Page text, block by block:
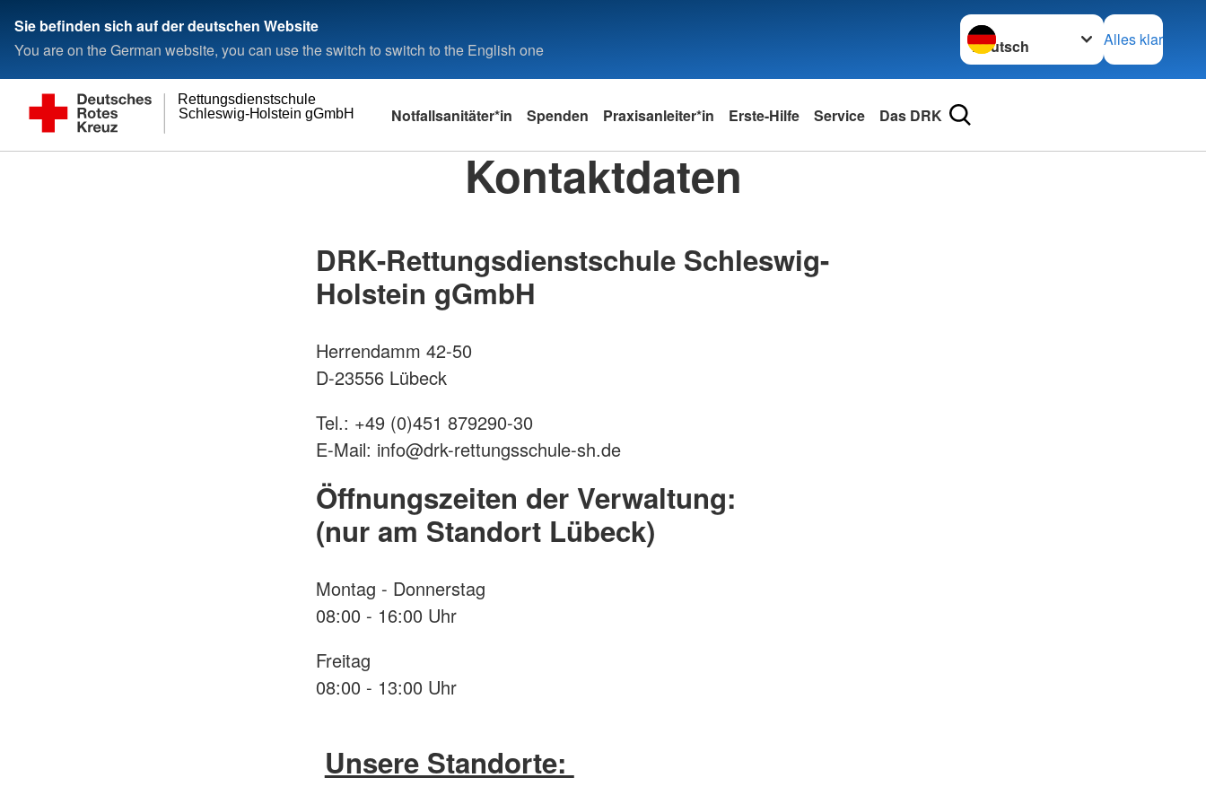
Sie befinden sich auf der deutschen Website
You are on the German website, you can use the switch to switch to the English one
Sprache wechseln zu
Alles klar
Schleswig-Holstein gGmbH
Rettungsdienstschule
Notfallsanitäter*in Spenden Praxisanleiter*in Erste-Hilfe Service Das DRK
Kontaktdaten
DRK-Rettungsdienstschule Schleswig-
Holstein gGmbH
Herrendamm 42-50
D-23556 Lübeck
Tel.: +49 (0)451 879290-30
E-Mail: info@drk-rettungsschule-sh.de
Öffnungszeiten der Verwaltung:
(nur am Standort Lübeck)
Montag - Donnerstag
08:00 - 16:00 Uhr
Freitag
08:00 - 13:00 Uhr
Unsere Standorte: